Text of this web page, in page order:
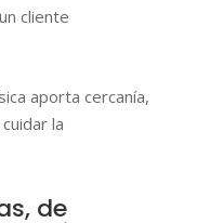
cliente
aporta cercanía,
la
de